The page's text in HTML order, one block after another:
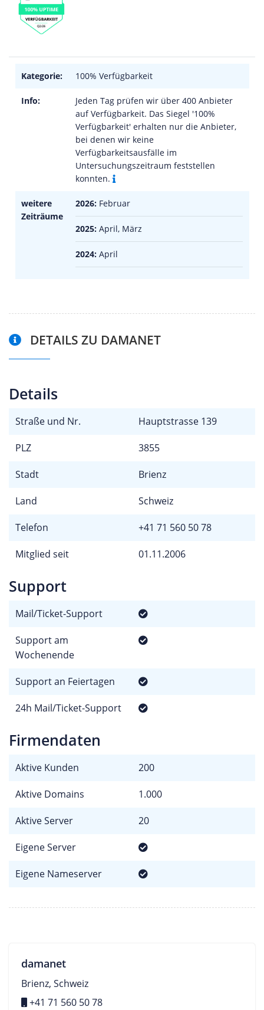
Kategorie: 100% Verfügbarkeit
Info:
Jeden Tag prüfen wir über 400 Anbieter
auf Verfügbarkeit. Das Siegel '100%
Verfügbarkeit' erhalten nur die Anbieter,
bei denen wir keine
Verfügbarkeitsausfälle im
Untersuchungszeitraum feststellen
konnten.
weitere
Zeiträume
2026: Februar
2025: April, März
2024: April
DETAILS ZU DAMANET
Details
Straße und Nr. Hauptstrasse 139
PLZ 3855
Stadt Brienz
Land Schweiz
Telefon +41 71 560 50 78
Mitglied seit 01.11.2006
Support
Mail/Ticket-Support
Support am
Wochenende
Support an Feiertagen
24h Mail/Ticket-Support
Firmendaten
Aktive Kunden 200
Aktive Domains 1.000
Aktive Server 20
Eigene Server
Eigene Nameserver
damanet
Brienz, Schweiz
+41 71 560 50 78